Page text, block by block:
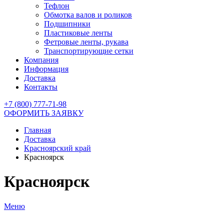
Тефлон
Обмотка валов и роликов
Подшипники
Пластиковые ленты
Фетровые ленты, рукава
Транспортирующие сетки
Компания
Информация
Доставка
Контакты
+7 (800) 777-71-98
ОФОРМИТЬ ЗАЯВКУ
Главная
Доставка
Красноярский край
Красноярск
Красноярск
Меню